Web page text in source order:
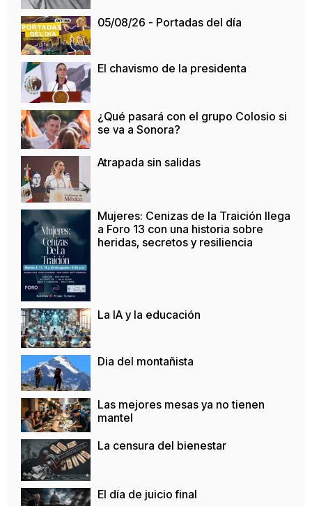
05/08/26 - Portadas del día
El chavismo de la presidenta
¿Qué pasará con el grupo Colosio si
se va a Sonora?
Atrapada sin salidas
Mujeres: Cenizas de la Traición llega
a Foro 13 con una historia sobre
heridas, secretos y resiliencia
La IA y la educación
Dia del montañista
Las mejores mesas ya no tienen
mantel
La censura del bienestar
El día de juicio final